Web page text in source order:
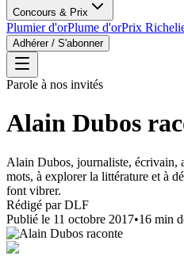
Concours & Prix
Plumier d'orPlume d'orPrix
Adhérer / S'abonner
Parole à nos invités
Alain Dubos
Alain Dubos, journaliste, écrivain,
mots, à explorer la littérature et à
font vibrer.
Rédigé parDLF
Publié le 11 octobre 2017•16 min